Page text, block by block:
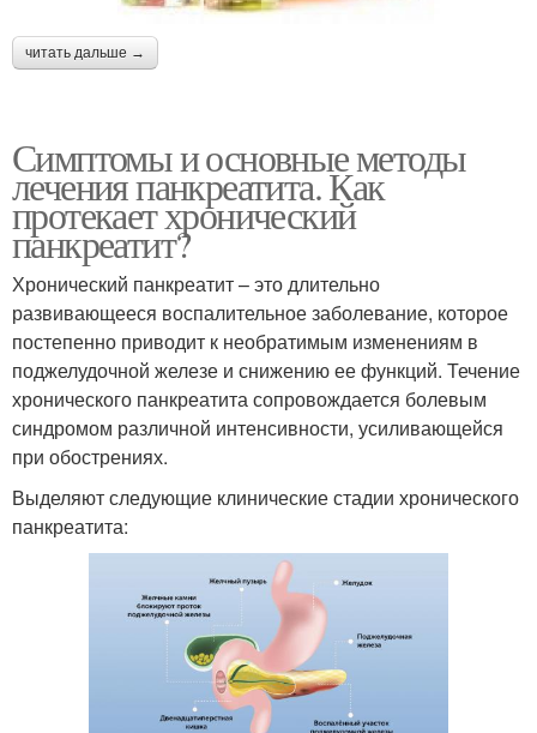
читать дальше →
Симптомы и основные методы
лечения панкреатита. Как
протекает хронический
панкреатит?
Хронический панкреатит – это длительно
развивающееся воспалительное заболевание, которое
постепенно приводит к необратимым изменениям в
поджелудочной железе и снижению ее функций. Течение
хронического панкреатита сопровождается болевым
синдромом различной интенсивности, усиливающейся
при обострениях.
Выделяют следующие клинические стадии хронического
панкреатита: